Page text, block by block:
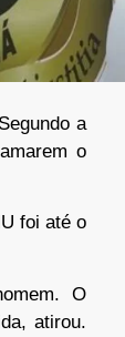
a
o
foi até o
O
atirou.